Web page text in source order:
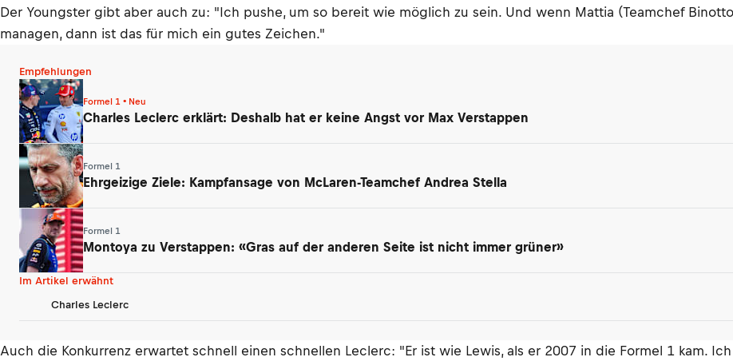
Der Youngster gibt aber auch zu: "Ich pushe, um so bereit wie möglich zu sein. Und wenn Mattia (Teamchef
managen, dann ist das für mich ein gutes Zeichen."
Empfehlungen
Formel 1 • Neu
Charles Leclerc erklärt: Deshalb hat er keine Angst vor Max Verstappen
Formel 1
Ehrgeizige Ziele: Kampfansage von McLaren-Teamchef Andrea Stella
Formel 1
Montoya zu Verstappen: «Gras auf der anderen Seite ist nicht immer grüner»
Im Artikel erwähnt
Charles Leclerc
Auch die Konkurrenz erwartet schnell einen schnellen Leclerc: "Er ist wie Lewis, als er 2007 in die Formel 1 kam.